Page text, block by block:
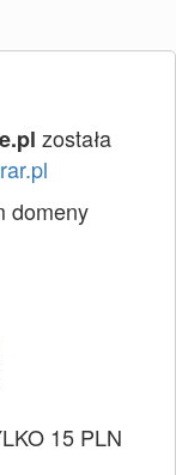
została
domeny
15 PLN